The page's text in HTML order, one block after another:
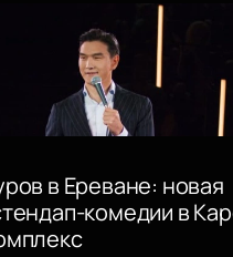
в Ереване: новая
комедии в